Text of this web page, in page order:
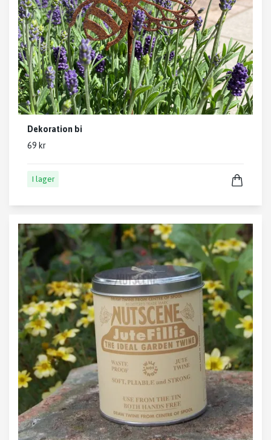
Dekoration bi
69 kr
I lager